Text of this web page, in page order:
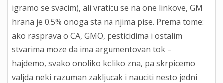
igramo se svacim), ali vraticu se na one linkove, GM
hrana je 0.5% onoga sta na njima pise. Prema tome:
ako rasprava o CA, GMO, pesticidima i ostalim
stvarima moze da ima argumentovan tok –
hajdemo, svako onoliko koliko zna, pa skrpicemo
valjda neki razuman zakljucak i nauciti nesto jedni